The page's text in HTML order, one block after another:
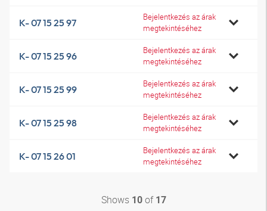
K- 07 15 25 97
Bejelentkezés az árak
megtekintéséhez
K- 07 15 25 96
Bejelentkezés az árak
megtekintéséhez
K- 07 15 25 99
Bejelentkezés az árak
megtekintéséhez
K- 07 15 25 98
Bejelentkezés az árak
megtekintéséhez
K- 07 15 26 01
Bejelentkezés az árak
megtekintéséhez
Shows 10of 17